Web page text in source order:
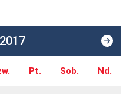
Pt. Sob. Nd.